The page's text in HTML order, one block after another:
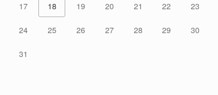
17 18 19 20 21 22 23
24 25 26 27 28 29 30
31